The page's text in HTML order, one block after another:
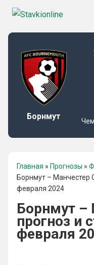
Борнмут
Главная » Прогнозы »
Борнмут – Манчестер
февраля 2024
Борнмут –
прогноз и
февраля